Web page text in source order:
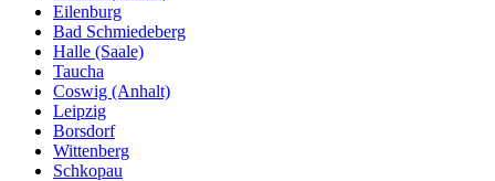
Eilenburg
Bad Schmiedeberg
Halle (Saale)
Taucha
Coswig (Anhalt)
Leipzig
Borsdorf
Wittenberg
Schkopau